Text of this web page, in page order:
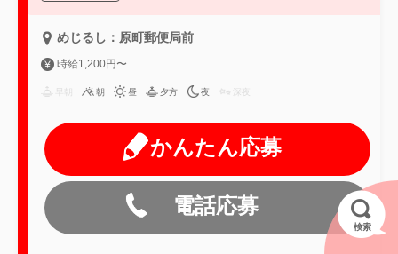
めじるし：原町郵便局前
時給1,200円〜
早朝 朝 昼 夕方 夜 深夜
かんたん応募
電話応募
検索